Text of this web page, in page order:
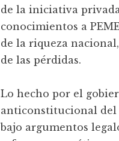
de la iniciativa
conocimientos a
de la riqueza
de las pérdidas.
Lo hecho por el
anticonstitucional del
bajo argumentos